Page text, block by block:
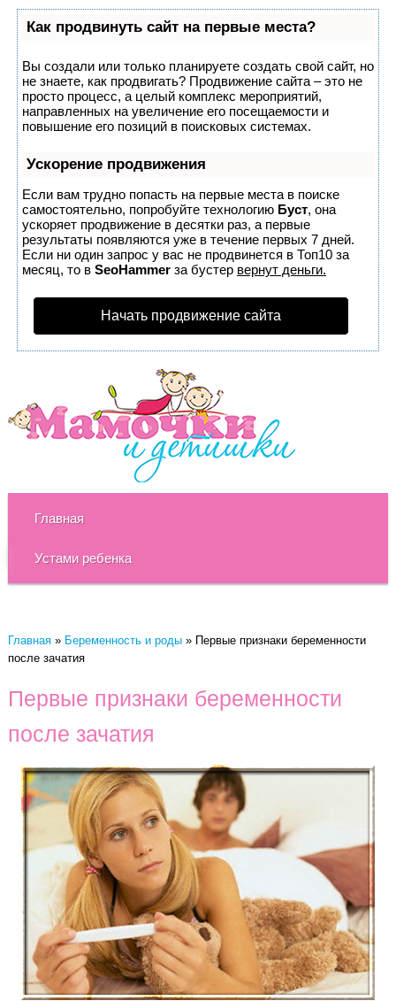
Как продвинуть сайт на первые места?
Вы создали или только планируете создать свой сайт, но
не знаете, как продвигать? Продвижение сайта – это не
просто процесс, а целый комплекс мероприятий,
направленных на увеличение его посещаемости и
повышение его позиций в поисковых системах.
Ускорение продвижения
Если вам трудно попасть на первые места в поиске
самостоятельно, попробуйте технологию Буст, она
ускоряет продвижение в десятки раз, а первые
результаты появляются уже в течение первых 7 дней.
Если ни один запрос у вас не продвинется в Топ10 за
месяц, то в SeoHammerза бустер вернут деньги.
Начать продвижение сайта
Главная
Устами ребенка
Главная» Беременность и роды» Первые признаки беременности
после зачатия
Первые признаки беременности
после зачатия